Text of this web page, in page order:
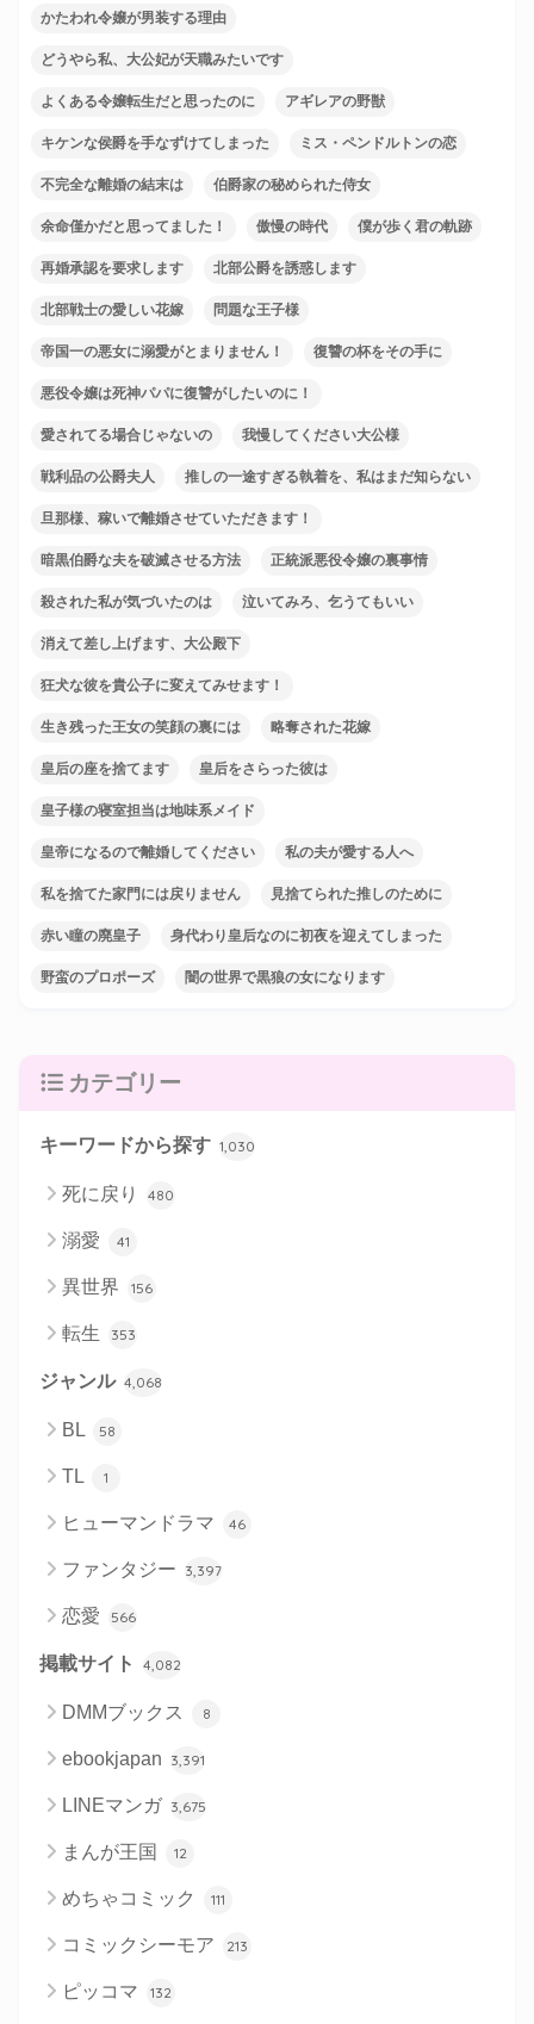
かたわれ令嬢が男装する理由
どうやら私、大公妃が天職みたいです
よくある令嬢転生だと思ったのに アギレアの野獣
キケンな侯爵を手なずけてしまった ミス・ペンドルトンの恋
不完全な離婚の結末は 伯爵家の秘められた侍女
余命僅かだと思ってました！ 傲慢の時代 僕が歩く君の軌跡
再婚承認を要求します 北部公爵を誘惑します
北部戦士の愛しい花嫁 問題な王子様
帝国一の悪女に溺愛がとまりません！ 復讐の杯をその手に
悪役令嬢は死神パパに復讐がしたいのに！
愛されてる場合じゃないの 我慢してください大公様
戦利品の公爵夫人 推しの一途すぎる執着を、私はまだ知らない
旦那様、稼いで離婚させていただきます！
暗黒伯爵な夫を破滅させる方法 正統派悪役令嬢の裏事情
殺された私が気づいたのは 泣いてみろ、乞うてもいい
消えて差し上げます、大公殿下
狂犬な彼を貴公子に変えてみせます！
生き残った王女の笑顔の裏には 略奪された花嫁
皇后の座を捨てます 皇后をさらった彼は
皇子様の寝室担当は地味系メイド
皇帝になるので離婚してください 私の夫が愛する人へ
私を捨てた家門には戻りません 見捨てられた推しのために
赤い瞳の廃皇子 身代わり皇后なのに初夜を迎えてしまった
野蛮のプロポーズ 闇の世界で黒狼の女になります
カテゴリー
キーワードから探す 1,030
死に戻り 480
溺愛 41
異世界 156
転生 353
ジャンル 4,068
BL 58
TL 1
ヒューマンドラマ 46
ファンタジー 3,397
恋愛 566
掲載サイト 4,082
DMMブックス 8
ebookjapan 3,391
LINEマンガ 3,675
まんが王国 12
めちゃコミック 111
コミックシーモア 213
ピッコマ 132